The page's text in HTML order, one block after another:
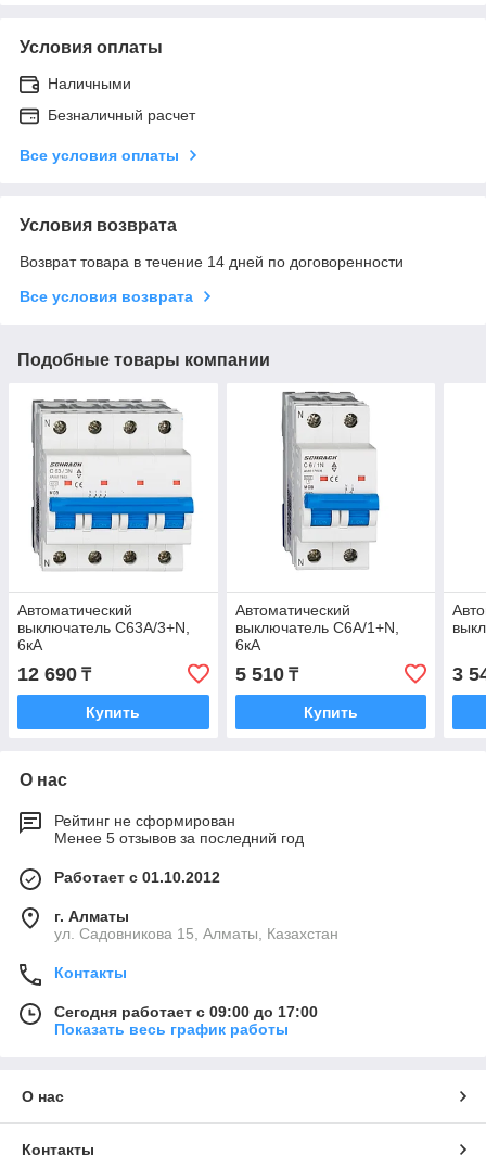
Условия оплаты
Наличными
Безналичный расчет
Все условия оплаты
Условия возврата
Возврат товара в течение 14 дней по договоренности
Все условия возврата
Подобные товары компании
Автоматический
выключатель C63А/3+N,
6кА
12 690 ₸
Купить
Автоматический
выключатель C6А/1+N,
6кА
5 510₸
Купить
3
О нас
Рейтинг не сформирован
Менее 5 отзывов за последний год
Работает с 01.10.2012
г. Алматы
ул. Садовникова 15, Алматы, Казахстан
Контакты
Сегодня работает с 09:00 до 17:00
Показать весь график работы
О нас
Контакты